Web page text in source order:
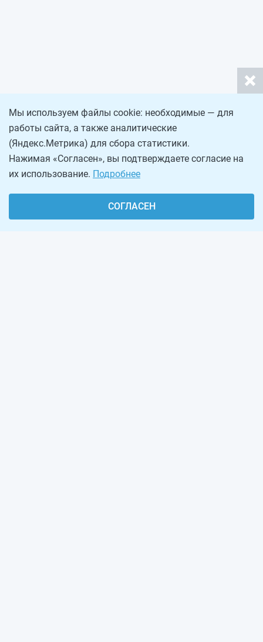
Мы используем файлы cookie: необходимые — для
работы сайта, а также аналитические
(Яндекс.Метрика) для сбора статистики.
Нажимая «Согласен», вы подтверждаете согласие на
их использование. Подробнее
СОГЛАСЕН